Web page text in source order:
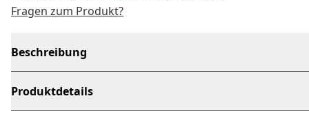
Fragen zum Produkt?
Beschreibung
Produktdetails